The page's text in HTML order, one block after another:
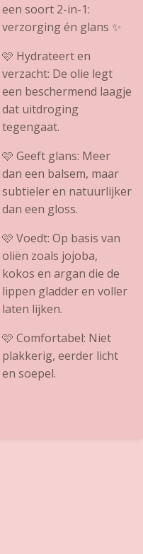
een soort 2-in-1:
verzorging én glans ✨
🩷 Hydrateert en
verzacht: De olie legt
een beschermend laagje
dat uitdroging
tegengaat.
🩷 Geeft glans: Meer
dan een balsem, maar
subtieler en natuurlijker
dan een gloss.
🩷 Voedt: Op basis van
oliën zoals jojoba,
kokos en argan die de
lippen gladder en voller
laten lijken.
🩷 Comfortabel: Niet
plakkerig, eerder licht
en soepel.